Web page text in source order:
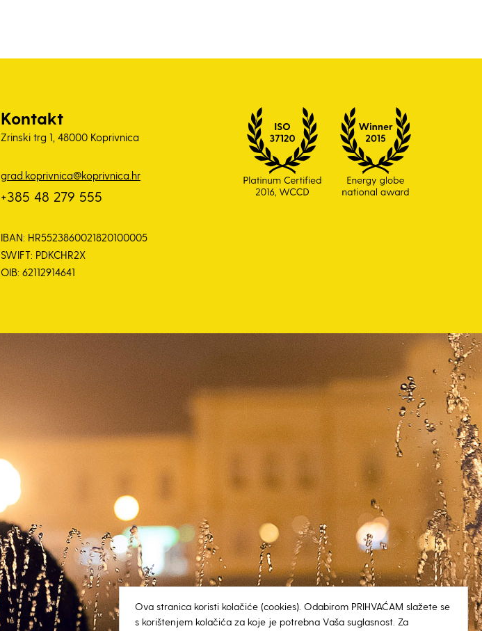
Kontakt
Zrinski trg 1, 48000 Koprivnica
grad.koprivnica@koprivnica.hr
+385 48 279 555
IBAN: HR5523860021820100005
SWIFT: PDKCHR2X
OIB: 62112914641
Ova stranica koristi kolačiće (cookies). Odabirom PRIHVAĆAM slažete se
s korištenjem kolačića za koje je potrebna Vaša suglasnost. Za